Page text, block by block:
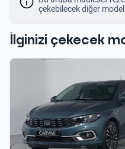
çekebilecek diğer
İlginizi çekecek